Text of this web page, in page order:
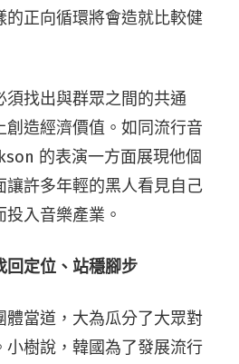
的正向循環將會造就比較健
須找出與群眾之間的共通
創造經濟價值。如同流行音
的表演一方面展現他個
讓許多年輕的黑人看見自己
入音樂產業。
定位、站穩腳步
體當道，大為瓜分了大眾對
小樹說，韓國為了發展流行